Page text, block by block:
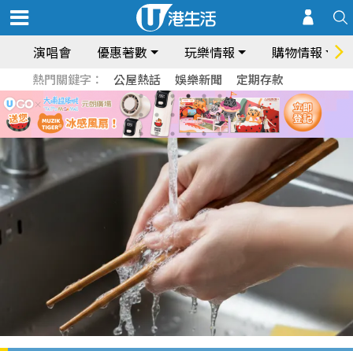
演唱會 優惠著數 玩樂情報 購物情報
熱門關鍵字： 公屋熱話 娛樂新聞 定期存款